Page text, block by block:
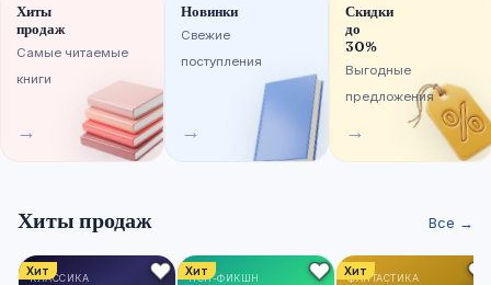
Хиты
продаж
Самые читаемые
книги
→
Новинки
Свежие
поступления
→
Скидки
до
30%
Выгодные
предложения
→
Хиты продаж Все →
Хит
КЛАССИКА
Хит
НОН-ФИКШН
Хит
ФАНТАСТИКА